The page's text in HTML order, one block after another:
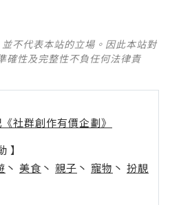
不代表本站的立場。因此本站對
確性及完整性不負任何法律責
社群創作有價企劃》
】
丶 美食 丶 親子 丶 寵物 丶 扮靚